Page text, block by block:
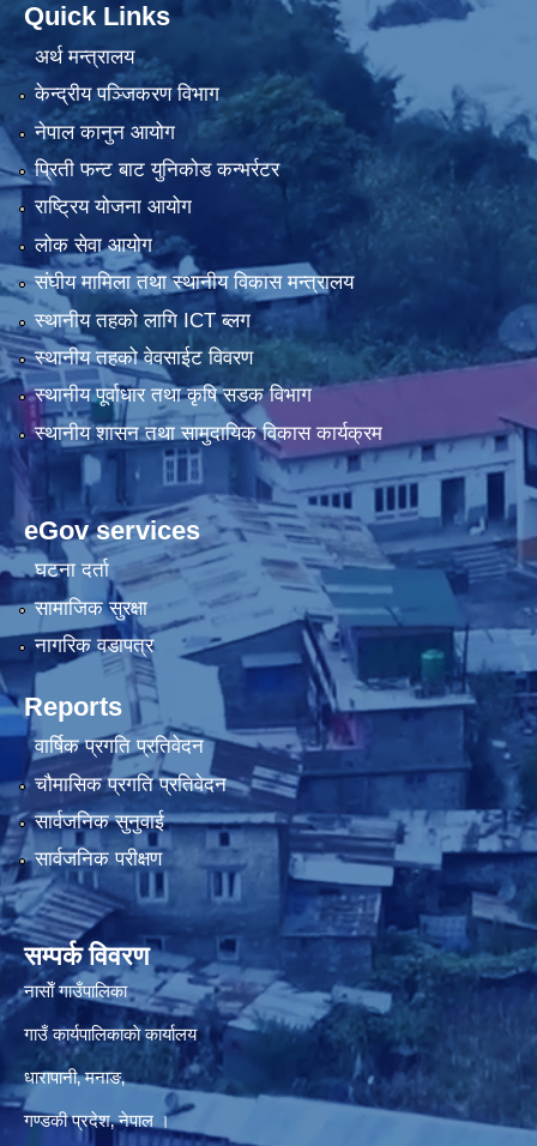
Quick Links
अर्थ मन्त्रालय
केन्द्रीय पञ्जिकरण विभाग
नेपाल कानुन आयोग
प्रिती फन्ट बाट युनिकोड कन्भर्रटर
राष्ट्रिय योजना आयोग
लोक सेवा आयोग
संघीय मामिला तथा स्थानीय विकास मन्त्रालय
स्थानीय तहको लागि ICT ब्लग
स्थानीय तहको वेवसाईट विवरण
स्थानीय पूर्वाधार तथा कृषि सडक विभाग
स्थानीय शासन तथा सामुदायिक विकास कार्यक्रम
eGov services
घटना दर्ता
सामाजिक सुरक्षा
नागरिक वडापत्र
Reports
वार्षिक प्रगति प्रतिवेदन
चौमासिक प्रगति प्रतिवेदन
सार्वजनिक सुनुवाई
सार्वजनिक परीक्षण
सम्पर्क विवरण
नासाेँ गाउँपालिका
गाउँ कार्यपालिकाकाे कार्यालय
धारापानी‚ मनाङ‚
गण्डकी प्रदेश‚ नेपाल ।